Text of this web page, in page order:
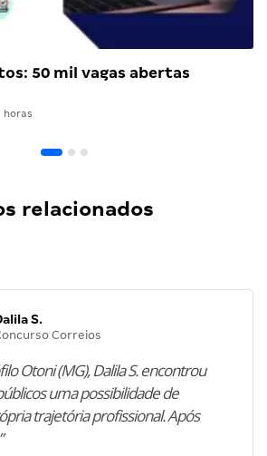
50 mil vagas abertas
horas
relacionados
S.
Correios
Otoni (MG), Dalila S. encontrou
uma possibilidade de
trajetória profissional. Após